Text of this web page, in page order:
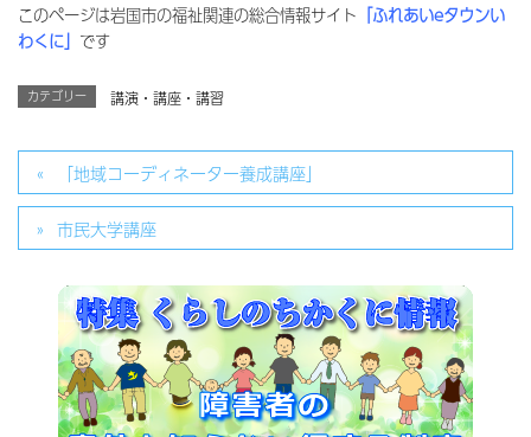
このページは岩国市の福祉関連の総合情報サイト 「ふれあいeタウンい
わくに」 です
カテゴリー 講演・講座・講習
「地域コーディネーター養成講座」
市民大学講座